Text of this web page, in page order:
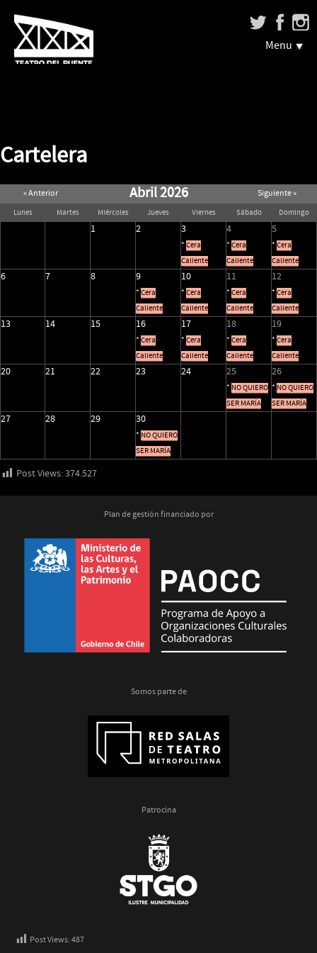
Menu
Cartelera
« Anterior Abril 2026 Siguiente »
Lunes Martes Miércoles Jueves Viernes Sábado Domingo
1 2 3
* Cera
Caliente
4
* Cera
Caliente
5
* Cera
Caliente
6 7 8 9
* Cera
Caliente
10
* Cera
Caliente
11
* Cera
Caliente
12
* Cera
Caliente
13 14 15 16
* Cera
Caliente
17
* Cera
Caliente
18
* Cera
Caliente
19
* Cera
Caliente
20 21 22 23 24 25
* NO QUIERO
SER MARÍA
26
* NO QUIERO
SER MARÍA
27 28 29 30
* NO QUIERO
SER MARÍA
Post Views:374.527
Plan de gestión financiado por
Somos parte de
Patrocina
Post Views:487